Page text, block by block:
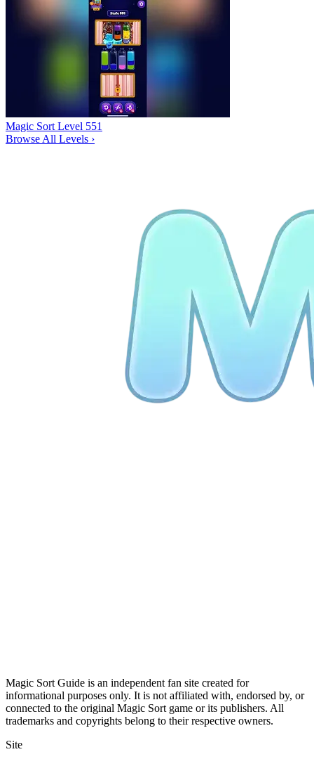
Magic Sort Level 551
Browse All Levels ›
Magic Sort Guide is an independent fan site created for
informational purposes only. It is not affiliated with, endorsed by, or
connected to the original Magic Sort game or its publishers. All
trademarks and copyrights belong to their respective owners.
Site